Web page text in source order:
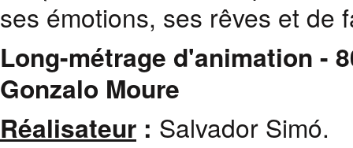
ses émotions, ses rêves et de
Long-métrage d'animation -
Gonzalo Moure
Réalisateur : Salvador Simó.